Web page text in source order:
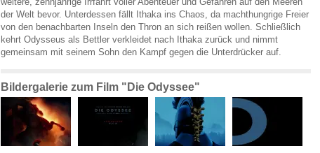
der Welt bevor. Unterdessen fällt Ithaka ins Chaos, da machthungrige Freier
von den benachbarten Inseln den Thron an sich reißen wollen. Schließlich
kehrt Odysseus als Bettler verkleidet nach Ithaka zurück und nimmt
gemeinsam mit seinem Sohn den Kampf gegen die Unterdrücker auf.
Bildergalerie zum Film "Die Odyssee"